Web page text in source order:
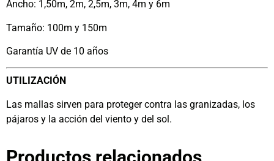
Ancho: 1,50m, 2m, 2,5m, 3m, 4m y 6m
Tamaño: 100m y 150m
Garantía UV de 10 años
UTILIZACIÓN
Las mallas sirven para proteger contra las granizadas, los
pájaros y la acción del viento y del sol.